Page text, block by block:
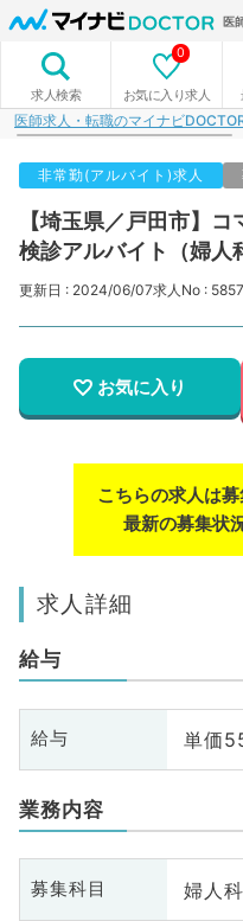
医
求人検索 お気に入り求人
0
医師求人・転職のマイナビ
非常勤(アルバイト)求人
【埼玉県／戸田市】
検診アルバイト（婦人
更新日 : 2024/06/07求人No :
お気に入り
こちらの求人は募
最新の募集状
求人詳細
給与
給与 単価
業務内容
募集科目 婦人科